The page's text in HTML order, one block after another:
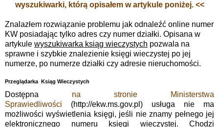
wyszukiwarki, którą opisałem w artykule poniżej. <<
Znalazłem rozwiązanie problemu jak odnaleźć online numer
KW posiadając tylko adres czy numer działki. Opisana w
artykule wyszukiwarka ksiąg wieczystych pozwala na
sprawne i szybkie znalezienie księgi wieczystej po jej
numerze, po numerze działki czy adresie nieruchomości.
Przeglądarka Ksiąg Wieczystych
Dostępna na stronie Ministerstwa
Sprawiedliwości (http://ekw.ms.gov.pl) usługa nie ma
możliwości wyświetlenia księgi, jeśli nie znamy pełnego jej
elektronicznego numeru księgi wieczystej. Chodzi